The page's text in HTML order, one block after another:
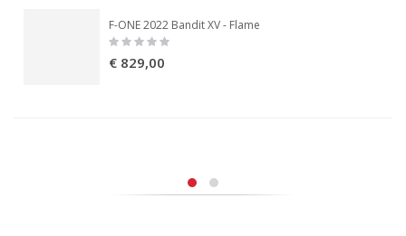
F-ONE 2022 Bandit XV - Flame
Rating:
€ 829,00